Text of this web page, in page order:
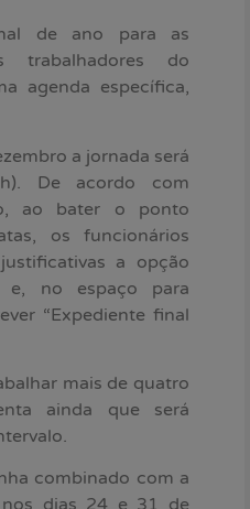
de ano para as
trabalhadores do
agenda específica,
a jornada será
De acordo com
ao bater o ponto
os funcionários
a opção
e, no espaço para
“Expediente final
mais de quatro
ainda que será
combinado com a